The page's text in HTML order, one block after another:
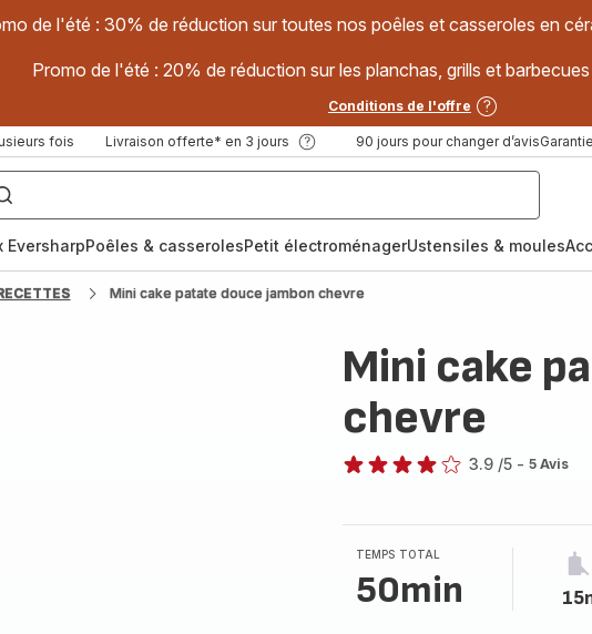
de l'été : 30% de réduction sur toutes nos poêles et casseroles en
Promo de l'été : 20% de réduction sur les planchas, grills et
Conditions de l'offre
fois Livraison offerte* en 3 jours 90 jours pour changer d’avis
EversharpPoêles & casserolesPetit électroménagerUstensiles & moules
Mini cake patate douce jambon chevre
Mini cake
chevre
3.9 /5 - 5 Avis
TEMPS TOTAL
50min